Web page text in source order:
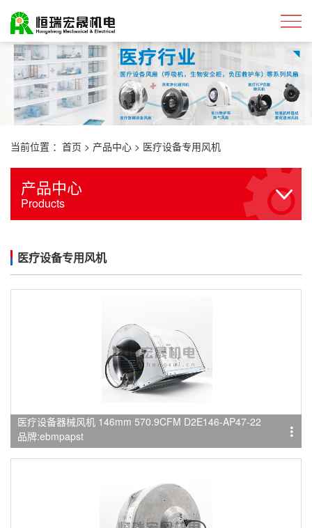
当前位置 ： 首页 > 产品中心 > 医疗设备专用风机
产品中心
Products
医疗设备专用风机
医疗设备器械风机 146mm 570.9CFM D2E146-AP47-22
品牌:ebmpapst